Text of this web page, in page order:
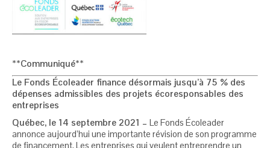
**Communiqué**
Le Fonds Écoleader finance désormais jusqu’à 75 % des
dépenses admissibles des projets écoresponsables des
entreprises
Québec, le 14 septembre 2021 – Le Fonds Écoleader
annonce aujourd’hui une importante révision de son programme
de financement. Les entreprises qui veulent entreprendre un